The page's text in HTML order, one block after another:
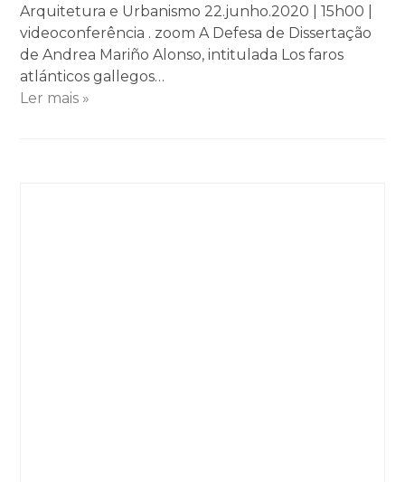
Arquitetura e Urbanismo 22.junho.2020 | 15h00 |
videoconferência . zoom A Defesa de Dissertação
de Andrea Mariño Alonso, intitulada Los faros
atlánticos gallegos…
Ler mais »